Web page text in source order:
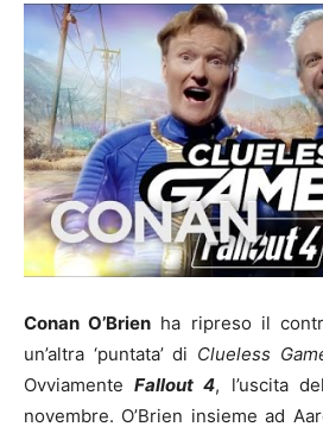
Conan O’Brien ha ripreso il
un’altra ‘puntata’ di Clueless
OvviamenteFallout 4, l’uscita
novembre. O’Brien insieme ad